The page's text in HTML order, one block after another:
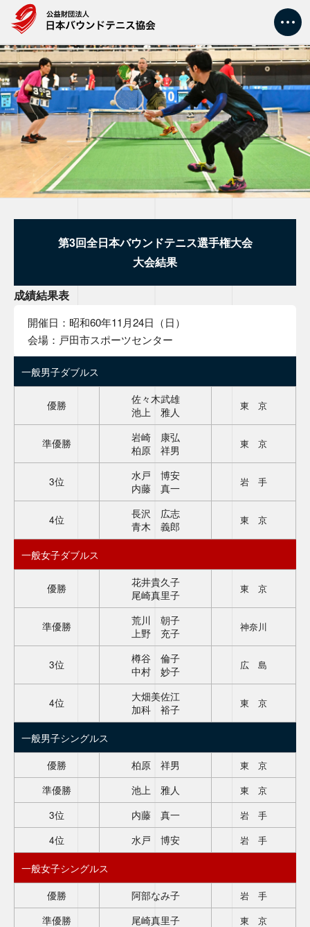
トップ
大会情報
協会情報
第3回全日本バウンドテニス選手権大会
大会結果
成績結果表
開催日：昭和60年11月24日（日）
会場：戸田市スポーツセンター
一般男子ダブルス
優勝
佐々木武雄
池上 雅人
東 京
準優勝
岩崎 康弘
柏原 祥男
東 京
3位
水戸 博安
内藤 真一
岩 手
4位
長沢 広志
青木 義郎
東 京
一般女子ダブルス
優勝
花井貴久子
尾崎真里子
東 京
準優勝
荒川 朝子
上野 充子
神奈川
3位
樽谷 倫子
中村 妙子
広 島
4位
大畑美佐江
加科 裕子
東 京
一般男子シングルス
優勝 柏原 祥男 東 京
準優勝 池上 雅人 東 京
3位 内藤 真一 岩 手
4位 水戸 博安 岩 手
一般女子シングルス
優勝 阿部なみ子 岩 手
準優勝 尾崎真里子 東 京